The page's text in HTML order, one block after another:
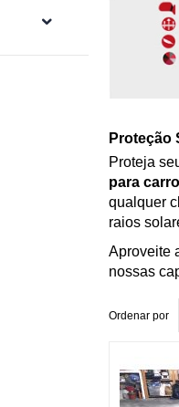
Proteção
Proteja
para
qualquer
raios
Aproveite
nossas
Ordenar por